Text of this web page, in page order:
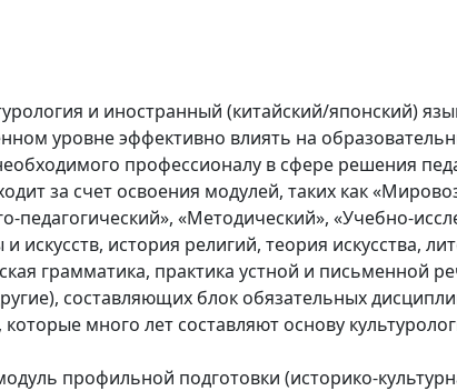
и иностранный (китайский/японский)
уровне эффективно влиять на
профессионалу в сфере решения
за счет освоения модулей, таких как
педагогический», «Методический», «Учебно-
искусств, история религий, теория искусства,
грамматика, практика устной и письменной
составляющих блок обязательных
много лет составляют основу
профильной подготовки (историко-